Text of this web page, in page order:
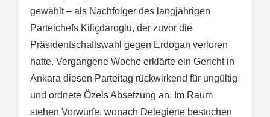
gewählt – als Nachfolger des langjährigen
Parteichefs Kiliçdaroglu, der zuvor die
Präsidentschaftswahl gegen Erdogan verloren
hatte. Vergangene Woche erklärte ein Gericht in
Ankara diesen Parteitag rückwirkend für ungültig
und ordnete Özels Absetzung an. Im Raum
stehen Vorwürfe, wonach Delegierte bestochen